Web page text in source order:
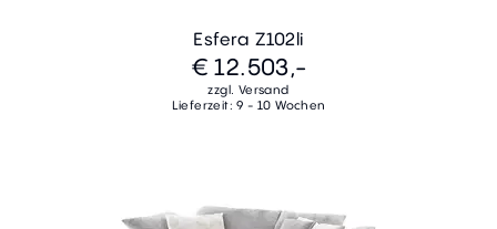
Esfera Z102li
€ 12.503,-
zzgl. Versand
Lieferzeit: 9 - 10 Wochen